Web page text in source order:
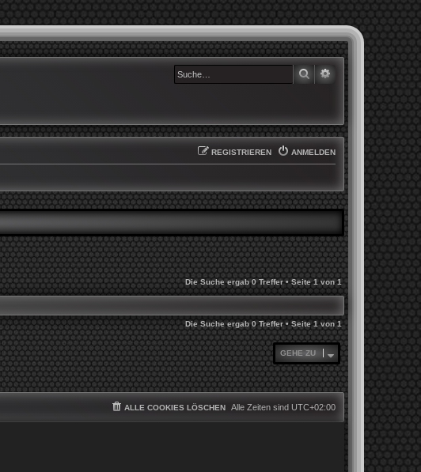
SUCHE
ANMELDEN
REGISTRIEREN
Die Suche ergab 0 Treffer • Seite1 von1
Die Suche ergab 0 Treffer • Seite1von1
GEHE ZU
Alle Zeiten sind UTC+02:00
ALLE COOKIES LÖSCHEN